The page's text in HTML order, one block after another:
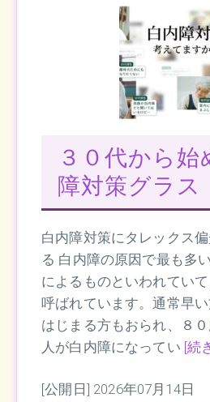
３０代から始
障対策グラス
白内障対策にタレックス
る 白内障の原因で最も多
によるものといわれてい
呼ばれています。通常早
はじまる方もおられ、８
人が白内障になってい [続
[公開日] 2026年07月14日